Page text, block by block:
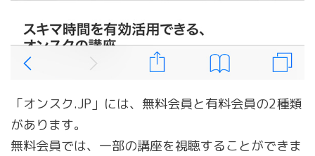
「オンスク.JP」には、無料会員と有料会員の2種類
があります。
無料会員では、一部の講座を視聴することができま